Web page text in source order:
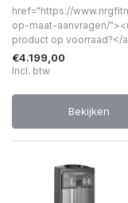
href="https://
op-maat-aanvragen/
product op voorraad?</
€4.199,00
Incl. btw
Bekijken